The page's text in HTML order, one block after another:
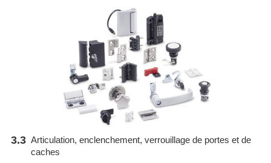
3.3 Articulation, enclenchement, verrouillage de portes et de
caches